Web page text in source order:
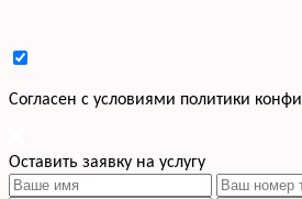
Cогласен с условиями политики
Оставить заявку на услугу